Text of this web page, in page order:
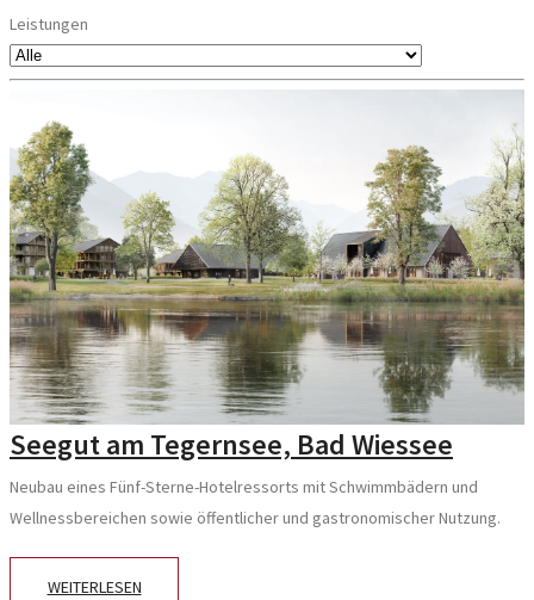
Leistungen
Seegut am Tegernsee, Bad Wiessee
Neubau eines Fünf-Sterne-Hotelressorts mit Schwimmbädern und
Wellnessbereichen sowie öffentlicher und gastronomischer Nutzung.
WEITERLESEN